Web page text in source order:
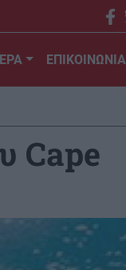
ΕΠΙΚΟΙΝΩΝΙΑ
Cape